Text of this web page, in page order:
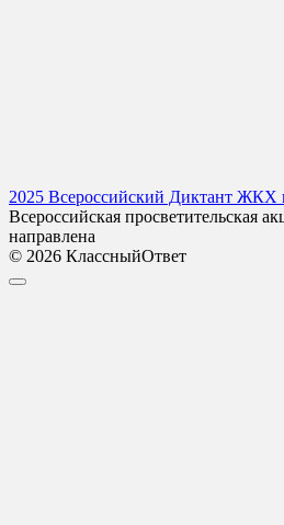
2025 Всероссийский Диктант ЖКХ
Всероссийская просветительская
направлена
© 2026 КлассныйОтвет